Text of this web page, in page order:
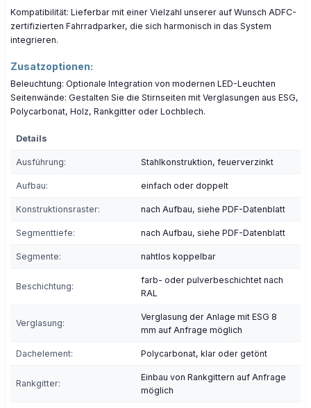
Kompatibilität: Lieferbar mit einer Vielzahl unserer auf Wunsch ADFC-
zertifizierten Fahrradparker, die sich harmonisch in das System
integrieren.
Zusatzoptionen:
Beleuchtung: Optionale Integration von modernen LED-Leuchten
Seitenwände: Gestalten Sie die Stirnseiten mit Verglasungen aus ESG,
Polycarbonat, Holz, Rankgitter oder Lochblech.
Details
Ausführung: Stahlkonstruktion, feuerverzinkt
Aufbau: einfach oder doppelt
Konstruktionsraster: nach Aufbau, siehe PDF-Datenblatt
Segmenttiefe: nach Aufbau, siehe PDF-Datenblatt
Segmente: nahtlos koppelbar
Beschichtung:
farb- oder pulverbeschichtet nach
RAL
Verglasung:
Verglasung der Anlage mit ESG 8
mm auf Anfrage möglich
Dachelement: Polycarbonat, klar oder getönt
Rankgitter:
Einbau von Rankgittern auf Anfrage
möglich